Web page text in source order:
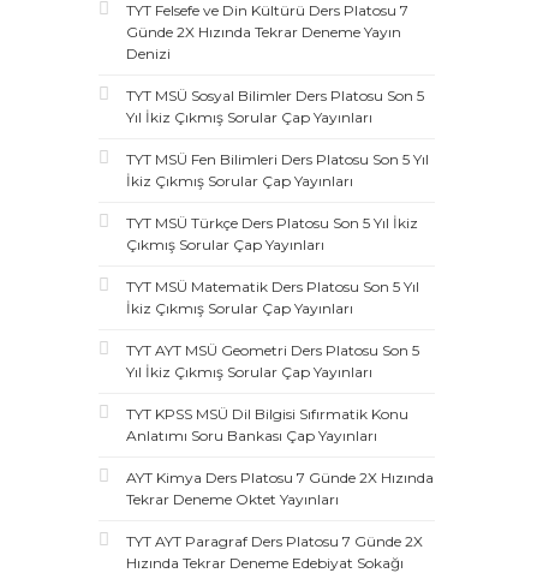
TYT Felsefe ve Din Kültürü Ders Platosu 7
Günde 2X Hızında Tekrar Deneme Yayın
Denizi
TYT MSÜ Sosyal Bilimler Ders Platosu Son 5
Yıl İkiz Çıkmış Sorular Çap Yayınları
TYT MSÜ Fen Bilimleri Ders Platosu Son 5 Yıl
İkiz Çıkmış Sorular Çap Yayınları
TYT MSÜ Türkçe Ders Platosu Son 5 Yıl İkiz
Çıkmış Sorular Çap Yayınları
TYT MSÜ Matematik Ders Platosu Son 5 Yıl
İkiz Çıkmış Sorular Çap Yayınları
TYT AYT MSÜ Geometri Ders Platosu Son 5
Yıl İkiz Çıkmış Sorular Çap Yayınları
TYT KPSS MSÜ Dil Bilgisi Sıfırmatik Konu
Anlatımı Soru Bankası Çap Yayınları
AYT Kimya Ders Platosu 7 Günde 2X Hızında
Tekrar Deneme Oktet Yayınları
TYT AYT Paragraf Ders Platosu 7 Günde 2X
Hızında Tekrar Deneme Edebiyat Sokağı